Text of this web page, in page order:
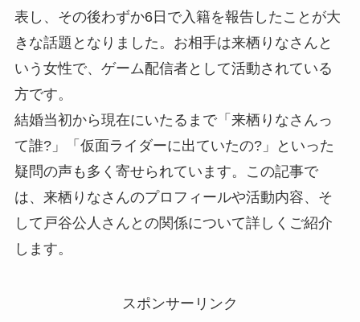
表し、その後わずか6日で入籍を報告したことが大
きな話題となりました。お相手は来栖りなさんと
いう女性で、ゲーム配信者として活動されている
方です。
結婚当初から現在にいたるまで「来栖りなさんっ
て誰?」「仮面ライダーに出ていたの?」といった
疑問の声も多く寄せられています。この記事で
は、来栖りなさんのプロフィールや活動内容、そ
して戸谷公人さんとの関係について詳しくご紹介
します。
スポンサーリンク